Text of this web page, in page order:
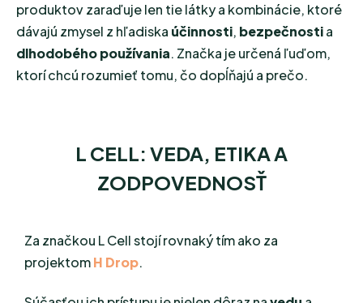
produktov zaraďuje len tie látky a kombinácie, ktoré
dávajú zmysel z hľadiska účinnosti, bezpečnostia
dlhodobého používania. Značka je určená ľuďom,
ktorí chcú rozumieť tomu, čo dopĺňajú a prečo.
L CELL: VEDA, ETIKA A
ZODPOVEDNOSŤ
Za značkou L Cell stojí rovnaký tím ako za
projektomH Drop.